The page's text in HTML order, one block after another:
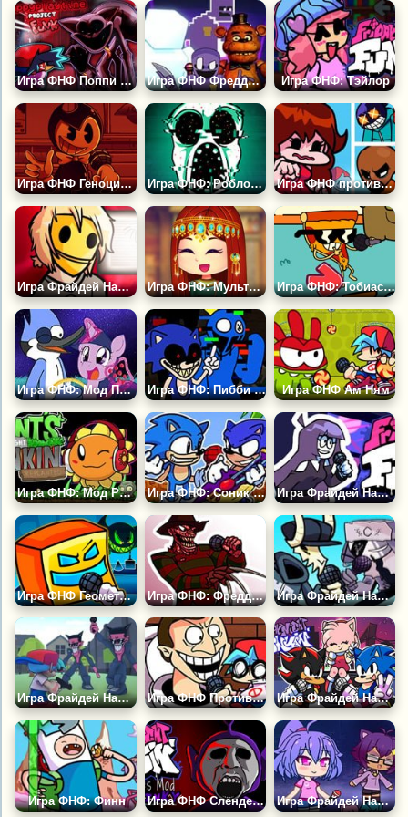
Игра ФНФ Поппи Плейтайм 3: Проект Фанк Игра ФНФ Фредди: Афтон Игра ФНФ: Тэйлор
Игра ФНФ Геноцид Бенди Игра ФНФ: Роблокс Двери Амбуш Игра ФНФ против Гёрлфренд
Игра Фрайдей Найт Фанкин: В Голове Убийцы Игра ФНФ: Мультивселенная Мода Гёрлфренд Игра ФНФ: Тобиас, Чаудер и Пицца Стив
Игра ФНФ: Мод Пони Искорка и Мордекай Игра ФНФ: Пибби Кошмарное Зло Игра ФНФ Ам Ням
Игра ФНФ: Мод Растения Против Зомби Игра ФНФ: Соник против Сантьяго Игра Фрайдей Найт Фанкин: Еееаааооо и Лила
Игра ФНФ Геометрия Даш Игра ФНФ: Фредди Крюгер Игра Фрайдей Найт Фанкин: Таби Против Рува
Игра Фрайдей Найт Фанкин Стрелялка Игра ФНФ Против Скибиди Туалета Игра Фрайдей Найт Фанкин: Соник
Игра ФНФ: Финн Игра ФНФ Слендерпузики: Тинки Винки Игра Фрайдей Найт Фанкин: Гача Лайф